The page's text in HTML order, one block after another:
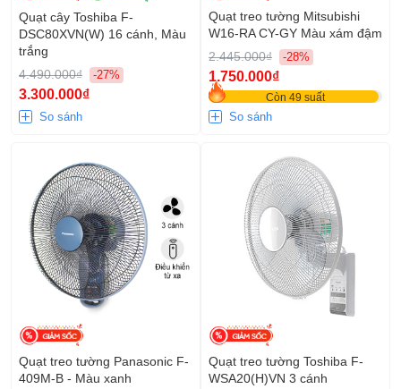
Quạt cây Toshiba F-
DSC80XVN(W) 16 cánh, Màu
trắng
4.490.000₫
-27%
3.300.000₫
So sánh
Quạt treo tường Mitsubishi
W16-RA CY-GY Màu xám đậm
2.445.000₫
-28%
1.750.000₫
Còn 49 suất
So sánh
Quạt treo tường Panasonic F-
409M-B - Màu xanh
Quạt treo tường Toshiba F-
WSA20(H)VN 3 cánh